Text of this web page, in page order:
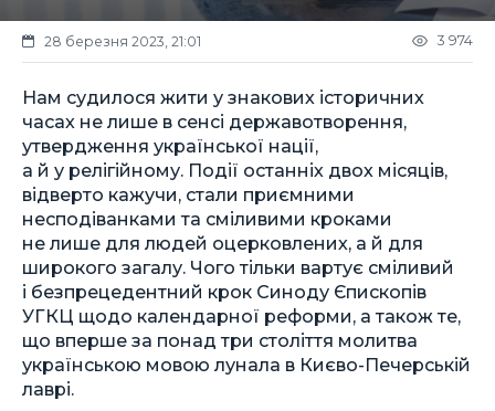
28 березня 2023, 21:01 3 974
Нам судилося жити у знакових історичних
часах не лише в сенсі державотворення,
утвердження української нації,
а й у релігійному. Події останніх двох місяців,
відверто кажучи, стали приємними
несподіванками та сміливими кроками
не лише для людей оцерковлених, а й для
широкого загалу. Чого тільки вартує сміливий
і безпрецедентний крок Синоду Єпископів
УГКЦ щодо календарної реформи, а також те,
що вперше за понад три століття молитва
українською мовою лунала в Києво-Печерській
лаврі.